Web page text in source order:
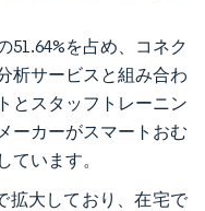
51.64%を占め、コネク
析サービスと組み合わ
とスタッフトレーニン
ーカーがスマートおむ
ています。
拡大しており、在宅で